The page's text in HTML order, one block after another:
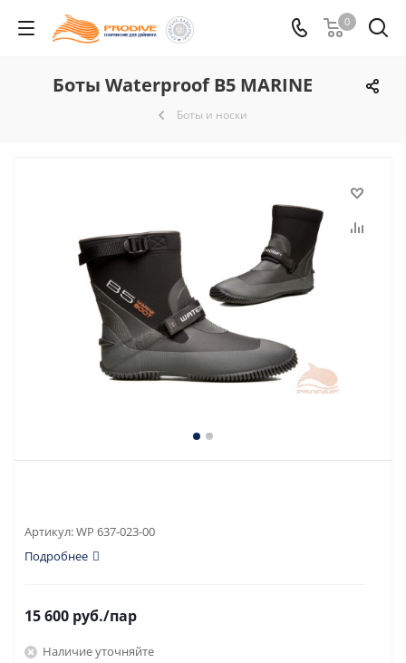
0
Боты Waterproof B5 MARINE
Боты и носки
Артикул:WP 637-023-00
Подробнее
15 600 руб./пар
Наличие уточняйте